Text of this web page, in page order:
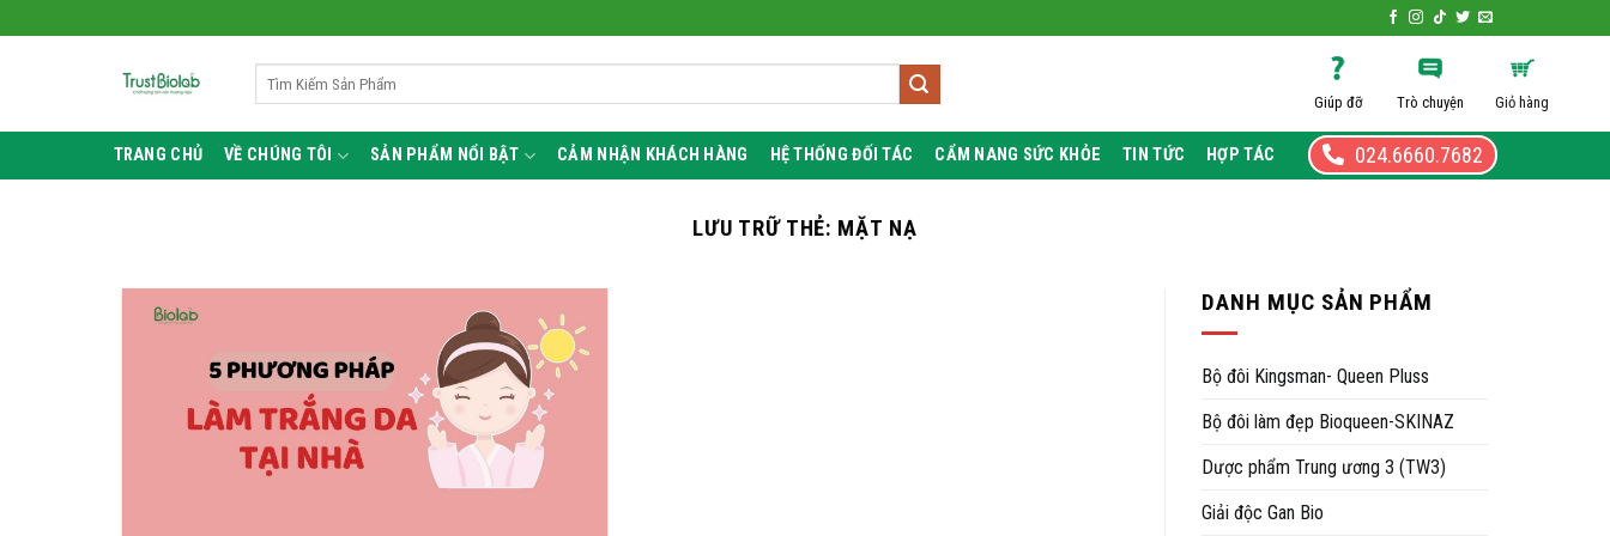
qua
Giúp đỡ Trò chuyện Giỏ hàng
TRANG CHỦ VỀ CHÚNG TÔI SẢN PHẨM NỔI BẬT CẢM NHẬN KHÁCH HÀNG HỆ THỐNG ĐỐI TÁC CẨM NANG SỨC KHỎE TIN TỨC HỢP TÁC 024.6660.7682
LƯU TRỮ THẺ: MẶT NẠ
DANH MỤC SẢN PHẨM
Bộ đôi Kingsman- Queen Pluss
Bộ đôi làm đẹp Bioqueen-SKINAZ
Dược phẩm Trung ương 3 (TW3)
Giải độc Gan Bio